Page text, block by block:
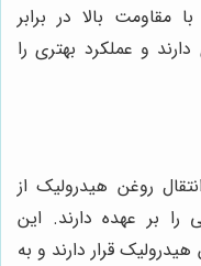
مقاومت بالا در برابر
و عملکرد بهتری را
روغن هیدرولیک از
را بر عهده دارند. این
قرار دارند و به